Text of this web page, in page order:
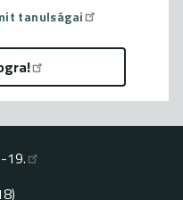
tanulságai
19.